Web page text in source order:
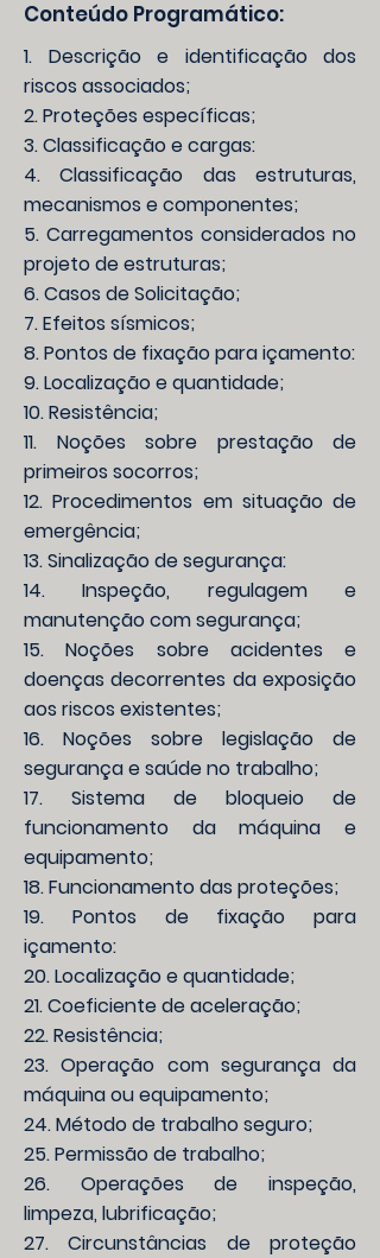
Conteúdo Programático:
1. Descrição e identificação dos
riscos associados;
2. Proteções específicas;
3. Classificação e cargas:
4. Classificação das estruturas,
mecanismos e componentes;
5. Carregamentos considerados no
projeto de estruturas;
6. Casos de Solicitação;
7. Efeitos sísmicos;
8. Pontos de fixação para içamento:
9. Localização e quantidade;
10. Resistência;
11. Noções sobre prestação de
primeiros socorros;
12. Procedimentos em situação de
emergência;
13. Sinalização de segurança:
14. Inspeção, regulagem e
manutenção com segurança;
15. Noções sobre acidentes e
doenças decorrentes da exposição
aos riscos existentes;
16. Noções sobre legislação de
segurança e saúde no trabalho;
17. Sistema de bloqueio de
funcionamento da máquina e
equipamento;
18. Funcionamento das proteções;
19. Pontos de fixação para
içamento:
20. Localização e quantidade;
21. Coeficiente de aceleração;
22. Resistência;
23. Operação com segurança da
máquina ou equipamento;
24. Método de trabalho seguro;
25. Permissão de trabalho;
26. Operações de inspeção,
limpeza, lubrificação;
27. Circunstâncias de proteção